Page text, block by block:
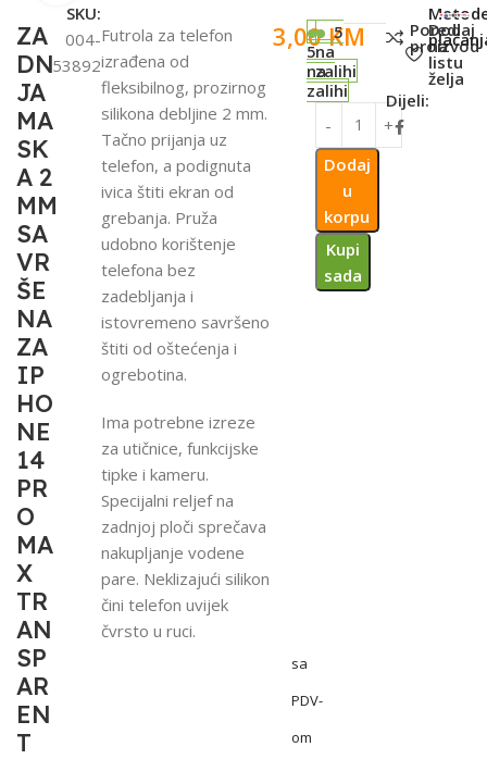
ZA
DN
JA
MA
SK
A 2
MM
SA
VR
ŠE
NA
ZA
IP
HO
NE
14
PR
O
MA
X
TR
AN
SP
AR
EN
T
SKU:
004-
53892
Futrola za telefon
izrađena od
fleksibilnog, prozirnog
silikona debljine 2 mm.
Tačno prijanja uz
telefon, a podignuta
ivica štiti ekran od
grebanja. Pruža
udobno korištenje
telefona bez
zadebljanja i
istovremeno savršeno
štiti od oštećenja i
ogrebotina.
Ima potrebne izreze
za utičnice, funkcijske
tipke i kameru.
Specijalni reljef na
zadnjoj ploči sprečava
nakupljanje vodene
pare. Neklizajući silikon
čini telefon uvijek
čvrsto u ruci.
3,00KM
sa
PDV-
om
5
na
zalihi
5
na
zalihi
Dodaj
u
korpu
Kupi
sada
Poredi
proizvod
Dodaj
na
listu
želja
Dijeli: